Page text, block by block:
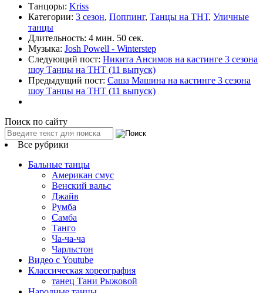
Танцоры: Kriss
Категории: 3 сезон, Поппинг, Танцы на ТНТ, Уличные
танцы
Длительность: 4 мин. 50 сек.
Музыка: Josh Powell - Winterstep
Следующий пост: Никита Ансимов на кастинге 3 сезона
шоу Танцы на ТНТ (11 выпуск)
Предыдущий пост: Саша Машина на кастинге 3 сезона
шоу Танцы на ТНТ (11 выпуск)
Поиск по сайту
Все рубрики
Бальные танцы
Американ смус
Венский вальс
Джайв
Румба
Самба
Танго
Ча-ча-ча
Чарльстон
Видео с Youtube
Классическая хореография
танец Тани Рыжовой